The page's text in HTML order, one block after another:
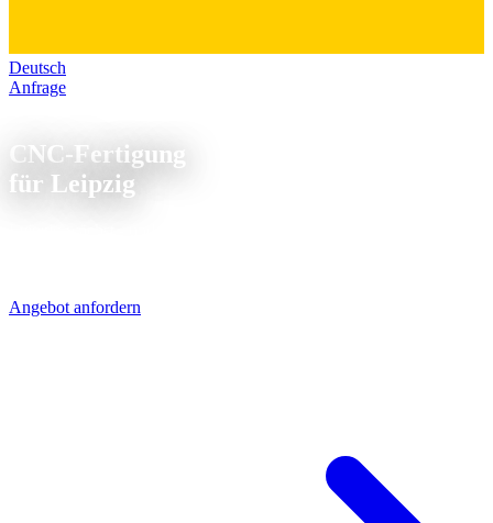
Deutsch
Anfrage
CNC-Fertigung
für Leipzig
Angebot anfordern